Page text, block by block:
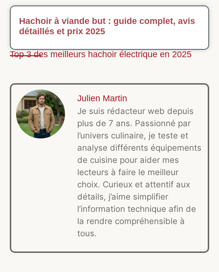
Hachoir à viande but : guide complet, avis
détaillés et prix 2025
Top 3 des meilleurs hachoir électrique en 2025
Julien Martin
Je suis rédacteur web depuis
plus de 7 ans. Passionné par
l’univers culinaire, je teste et
analyse différents équipements
de cuisine pour aider mes
lecteurs à faire le meilleur
choix. Curieux et attentif aux
détails, j’aime simplifier
l’information technique afin de
la rendre compréhensible à
tous.